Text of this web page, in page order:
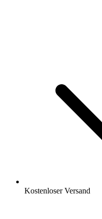
Kostenloser Versand